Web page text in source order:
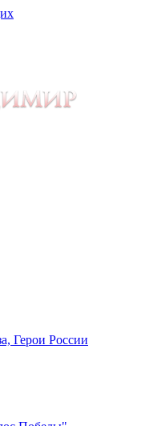
Герои России